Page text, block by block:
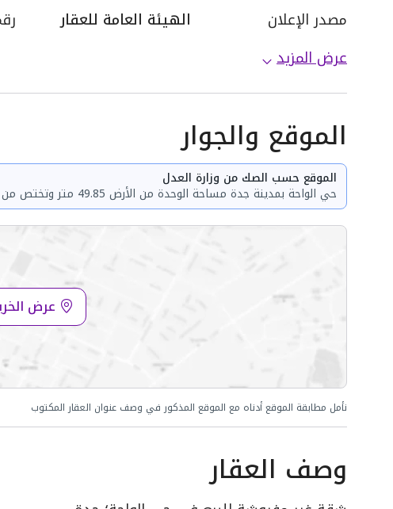
مصدر الإعلان
الهيئة العامة للعقار
عرض المزيد
الموقع والجوار
الموقع حسب الصك من وزارة العدل
حي الواحة بمدينة جدة مساحة الوحدة من الأرض 49.85 متر وتختص من المنافع والأجزاء المشتركة بمساحة 93.94 متر
عرض
نأمل مطابقة الموقع أدناه مع الموقع المذكور في وصف عنوان العقار المكتوب
وصف العقار